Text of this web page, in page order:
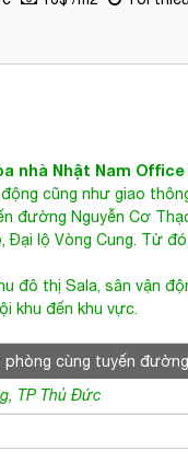
nhà Nhật Nam Office
cũng như giao
đường Nguyễn Cơ
lộ Vòng Cung. Từ
đô thị Sala, sân vận
khu đến khu vực.
phòng cùng tuyến đường
TP Thủ Đức